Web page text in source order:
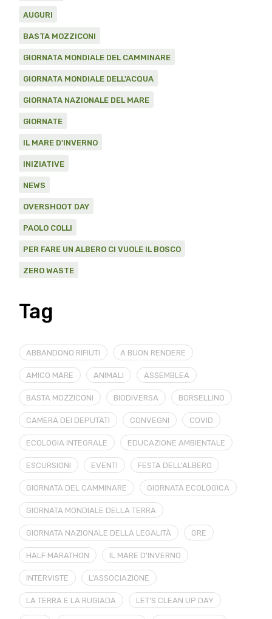
AUGURI
BASTA MOZZICONI
GIORNATA MONDIALE DEL CAMMINARE
GIORNATA MONDIALE DELL'ACQUA
GIORNATA NAZIONALE DEL MARE
GIORNATE
IL MARE D'INVERNO
INIZIATIVE
NEWS
OVERSHOOT DAY
PAOLO COLLI
PER FARE UN ALBERO CI VUOLE IL BOSCO
ZERO WASTE
Tag
ABBANDONO RIFIUTI A BUON RENDERE
AMICO MARE ANIMALI ASSEMBLEA
BASTA MOZZICONI BIODIVERSA BORSELLINO
CAMERA DEI DEPUTATI CONVEGNI COVID
ECOLOGIA INTEGRALE EDUCAZIONE AMBIENTALE
ESCURSIONI EVENTI FESTA DELL'ALBERO
GIORNATA DEL CAMMINARE GIORNATA ECOLOGICA
GIORNATA MONDIALE DELLA TERRA
GIORNATA NAZIONALE DELLA LEGALITÀ GRE
HALF MARATHON IL MARE D'INVERNO
INTERVISTE L'ASSOCIAZIONE
LA TERRA E LA RUGIADA LET'S CLEAN UP DAY